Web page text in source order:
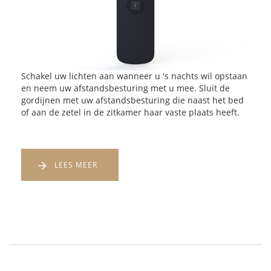
Schakel uw lichten aan wanneer u 's nachts wil opstaan
en neem uw afstandsbesturing met u mee. Sluit de
gordijnen met uw afstandsbesturing die naast het bed
of aan de zetel in de zitkamer haar vaste plaats heeft.
LEES MEER